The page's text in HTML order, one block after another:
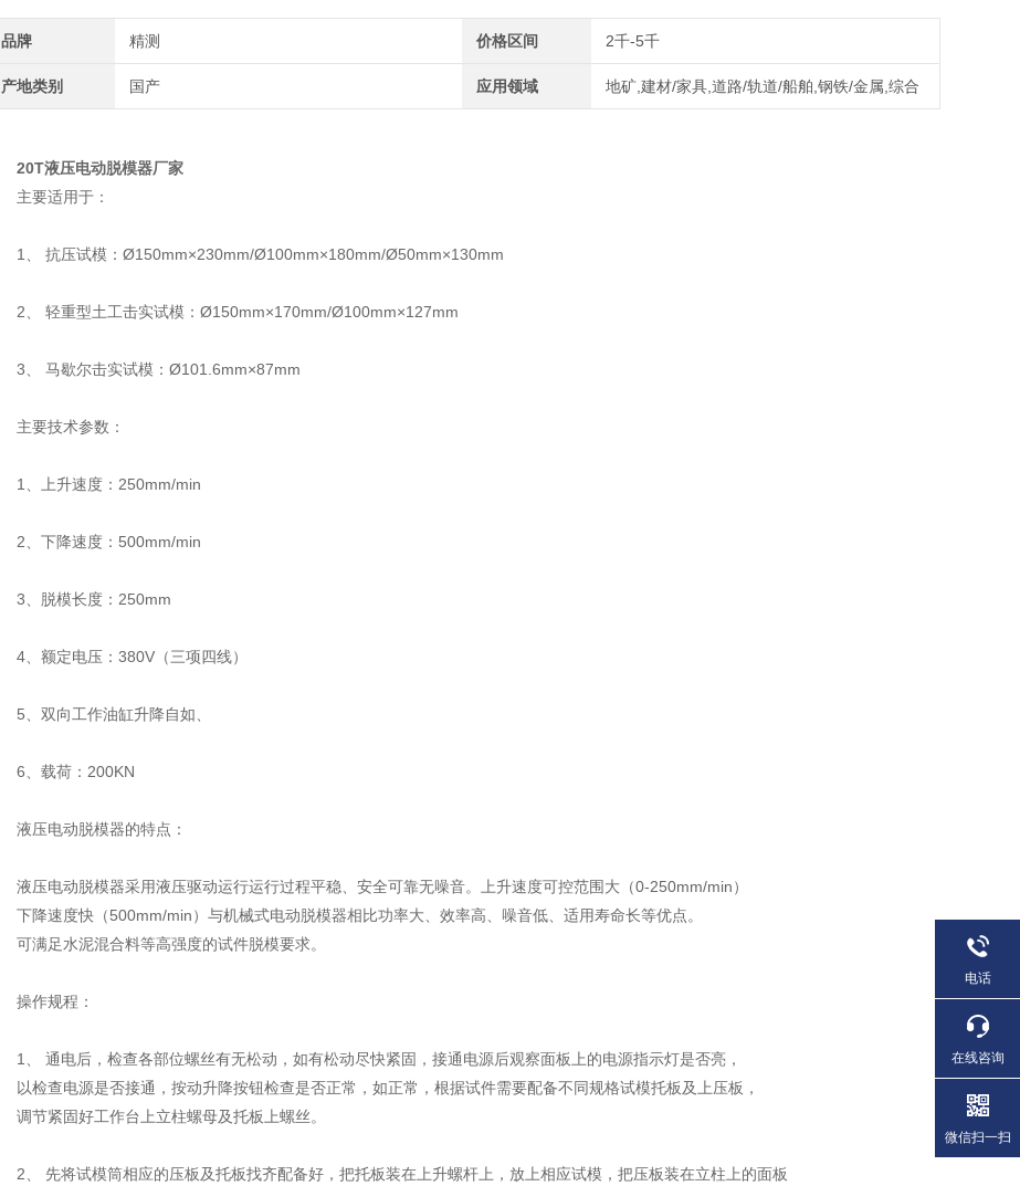
品牌 精测 价格区间 2千-5千
产地类别 国产 应用领域 地矿,建材/家具,道路/轨道/船舶,钢铁/金属,综合
20T液压电动脱模器厂家
主要适用于：
1、 抗压试模：Ø150mm×230mm/Ø100mm×180mm/Ø50mm×130mm
2、 轻重型土工击实试模：Ø150mm×170mm/Ø100mm×127mm
3、 马歇尔击实试模：Ø101.6mm×87mm
主要技术参数：
1、上升速度：250mm/min
2、下降速度：500mm/min
3、脱模长度：250mm
4、额定电压：380V（三项四线）
5、双向工作油缸升降自如、
6、载荷：200KN
液压电动脱模器的特点：
液压电动脱模器采用液压驱动运行运行过程平稳、安全可靠无噪音。上升速度可控范围大（0-250mm/min）
下降速度快（500mm/min）与机械式电动脱模器相比功率大、效率高、噪音低、适用寿命长等优点。
可满足水泥混合料等高强度的试件脱模要求。
操作规程：
1、 通电后，检查各部位螺丝有无松动，如有松动尽快紧固，接通电源后观察面板上的电源指示灯是否亮，
以检查电源是否接通，按动升降按钮检查是否正常，如正常，根据试件需要配备不同规格试模托板及上压板，
调节紧固好工作台上立柱螺母及托板上螺丝。
2、 先将试模筒相应的压板及托板找齐配备好，把托板装在上升螺杆上，放上相应试模，把压板装在立柱上的面板
电话
在线咨询
微信扫一扫